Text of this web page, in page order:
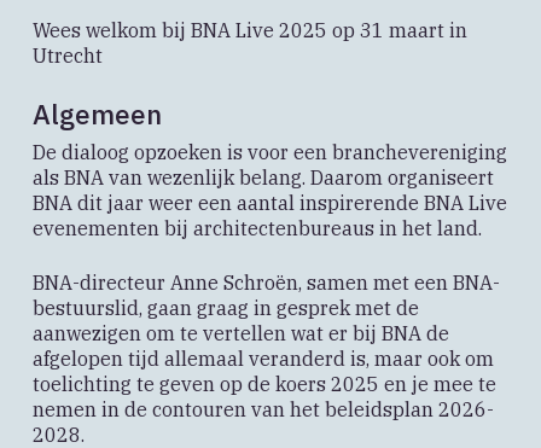
Wees welkom bij BNA Live 2025 op 31 maart in
Utrecht
Algemeen
De dialoog opzoeken is voor een branchevereniging
als BNA van wezenlijk belang. Daarom organiseert
BNA dit jaar weer een aantal inspirerende BNA Live
evenementen bij architectenbureaus in het land.
BNA-directeur Anne Schroën, samen met een BNA-
bestuurslid, gaan graag in gesprek met de
aanwezigen om te vertellen wat er bij BNA de
afgelopen tijd allemaal veranderd is, maar ook om
toelichting te geven op de koers 2025 en je mee te
nemen in de contouren van het beleidsplan 2026-
2028.